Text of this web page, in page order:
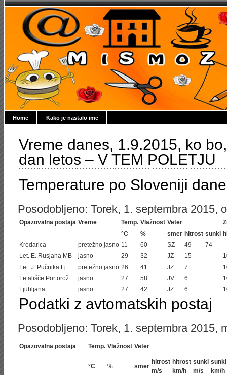
Home Kako je nastalo ime
Vreme danes, 1.9.2015, ko
dan letos – V TEM POLETJU
Temperature po Sloveniji
Posodobljeno: Torek, 1. septembra 2015,
Opazovalna postaja Vreme Temp. Vlažnost Veter
°C
% smer hitrost sunki
Kredarica
pretežno jasno 11 60 SZ 49
74
Let. E. Rusjana MB
jasno 29 32 JZ 15
Let. J. Pučnika Lj.
pretežno jasno 26 41 JZ 7
Letališče Portorož
jasno 27 58 JV 6
Ljubljana
jasno 27 42 JZ 6
Podatki z avtomatskih postaj
Posodobljeno: Torek, 1. septembra 2015,
Opazovalna postaja Temp. Vlažnost Veter
°C % smer
hitrost
m/s
hitrost
km/h
sunki
m/s
sunki
km/h